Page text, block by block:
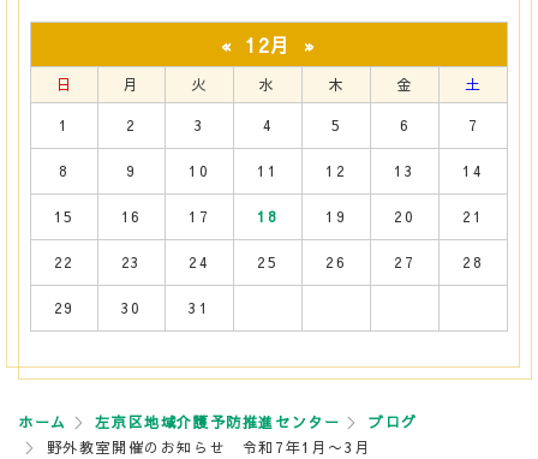
« 12月 »
日 月 火 水 木 金 土
1 2 3 4 5 6 7
8 9 10 11 12 13 14
15 16 17 18 19 20 21
22 23 24 25 26 27 28
29 30 31
ホーム 左京区地域介護予防推進センター
ブログ
野外教室開催のお知らせ 令和7年1月〜3月